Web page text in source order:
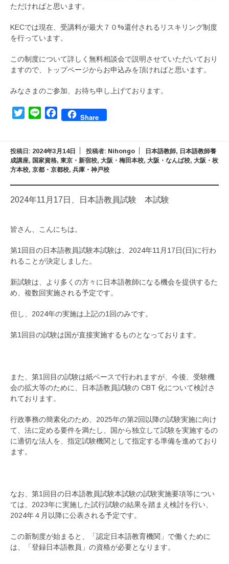
ただければと思います。
KECでは現在、受講料が最大７０%還付されるリスキリング制度
を行っています。
この制度について詳しく無料相談会で説明させていただいており
ますので、トップページからお申込みを頂ければと思います。
みなさまのご参加、お待ち申し上げております。
TwitterLine FacebookShare
投稿日: 2024年3月14日 投稿者: Nihongo 日本語教師, 日本語教師養
成講座, 国家資格, 東京・新宿校, 大阪・梅田本校, 大阪・なんば校, 大阪・枚
方本校, 京都・京都校, 兵庫・神戸校
2024年11月17日、日本語教員試験 本試験
皆さん、こんにちは。
第1回目の日本語教員試験本試験は、2024年11月17日(日)に行わ
れることが決定しました。
新試験は、より多くの方々に日本語教師になる機会を提供するた
め、複数回実施される予定です。
但し、2024年の実施は上記の1回のみです。
第1回目の試験は国が直接実施するものとなっております。
また、第1回目の試験は紙ベースで行われますが、今後、受験機
会の拡大等のために、日本語教員試験の CBT 化について検討さ
れております。
行政事務の簡素化のため、2025年の第2回以降の試験実施に向け
て、法に定める要件を満たし、国から独立して試験を実施するの
に適切な法人を、指定試験機関として指定する準備を進めており
ます。
なお、第1回目の日本語教員試験本試験の試験実施要項等につい
ては、2023年に実施した試行試験の結果を踏まえ検討を行い、
2024年４月以降に公表される予定です。
この新制度が始まると、「認定日本語教育機関」で働くために
は、「登録日本語教員」の資格が必要となります。